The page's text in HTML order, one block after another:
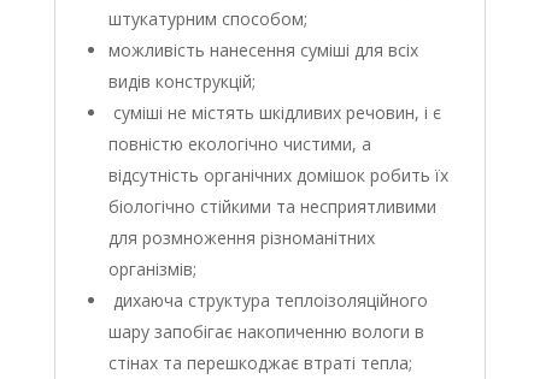
штукатурним способом;
можливість нанесення суміші для всіх
видів конструкцій;
суміші не містять шкідливих речовин, і є
повністю екологічно чистими, а
відсутність органічних домішок робить їх
біологічно стійкими та несприятливими
для розмноження різноманітних
організмів;
дихаюча структура теплоізоляційного
шару запобігає накопиченню вологи в
стінах та перешкоджає втраті тепла;